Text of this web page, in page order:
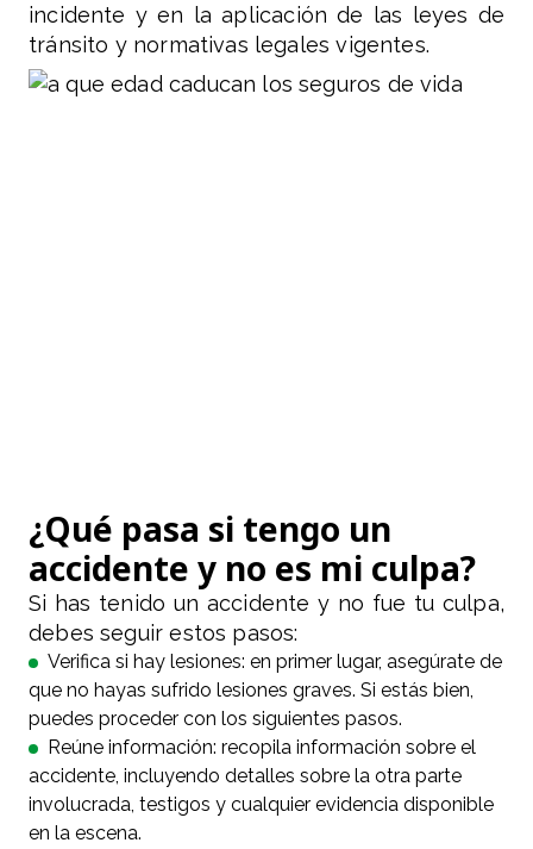
incidente y en la aplicación de las leyes de
tránsito y normativas legales vigentes.
¿Qué pasa si tengo un
accidente y no es mi culpa?
Si has tenido un accidente y no fue tu culpa,
debes seguir estos pasos:
Verifica si hay lesiones: en primer lugar, asegúrate de
que no hayas sufrido lesiones graves. Si estás bien,
puedes proceder con los siguientes pasos.
Reúne información: recopila información sobre el
accidente, incluyendo detalles sobre la otra parte
involucrada, testigos y cualquier evidencia disponible
en la escena.